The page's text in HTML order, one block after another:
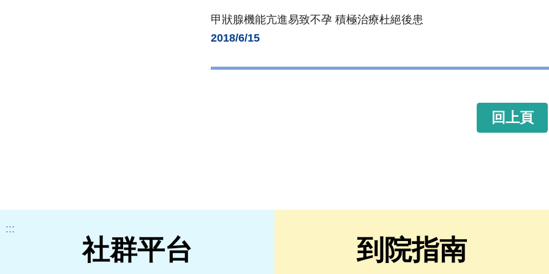
甲狀腺機能亢進易致不孕 積極治療杜絕後患
2018/6/15
回上頁
:::
社群平台 到院指南